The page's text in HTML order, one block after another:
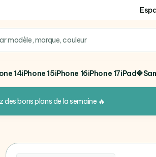
14iPhone 15iPhone 16iPhone 17iPad
des bons plans de la semaine 🔥